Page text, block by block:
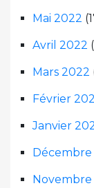
Mai 2022
Avril 2022
Mars 2022
Février
Janvier
Décembre
Novembre